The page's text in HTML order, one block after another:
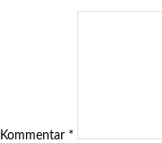
Kommentar *